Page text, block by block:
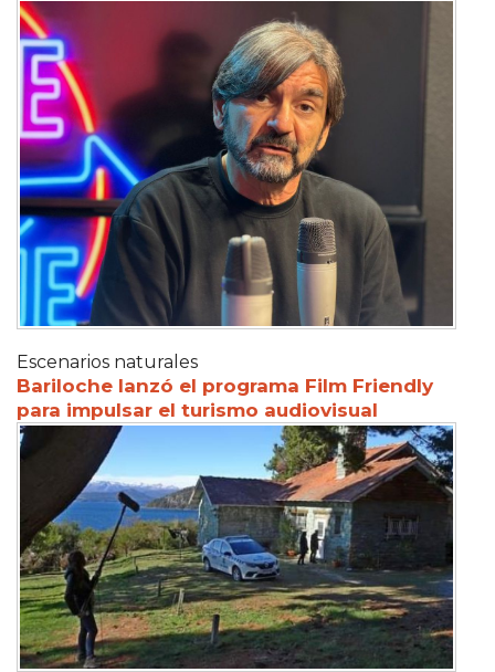
Escenarios naturales
Bariloche lanzó el programa Film Friendly
para impulsar el turismo audiovisual